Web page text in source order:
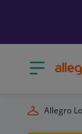
Otwórz
Allegro